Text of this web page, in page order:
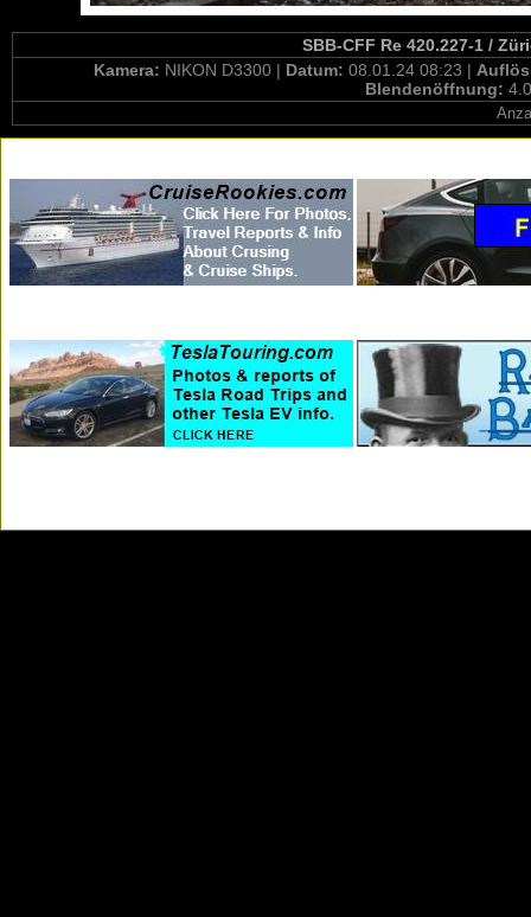
SBB-CFF Re 420.227-1 /
Kamera: NIKON D3300 | Datum: 08.01.24 08:23 |
Blendenöffnung: